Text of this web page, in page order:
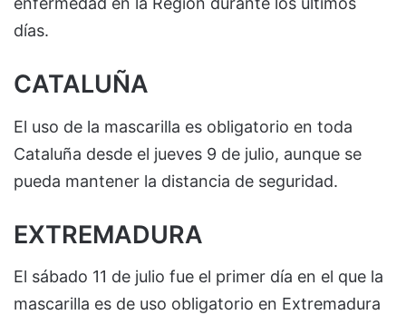
días.
CATALUÑA
El uso de la mascarilla es obligatorio en toda
Cataluña desde el jueves 9 de julio, aunque se
pueda mantener la distancia de seguridad.
EXTREMADURA
El sábado 11 de julio fue el primer día en el que la
mascarilla es de uso obligatorio en Extremadura